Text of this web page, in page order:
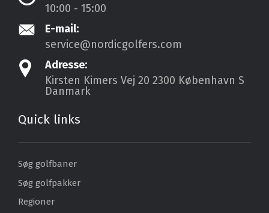
10:00 - 15:00
E-mail:
service@nordicgolfers.com
Adresse:
Kirsten Kimers Vej 20 2300 København S
Danmark
Quick links
Søg golfbaner
Søg golfpakker
Regioner